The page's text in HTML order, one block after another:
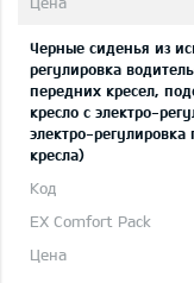
Черные сиденья из
регулировка
передних кресел,
кресло с электро-
электро-регулировка
кресла)